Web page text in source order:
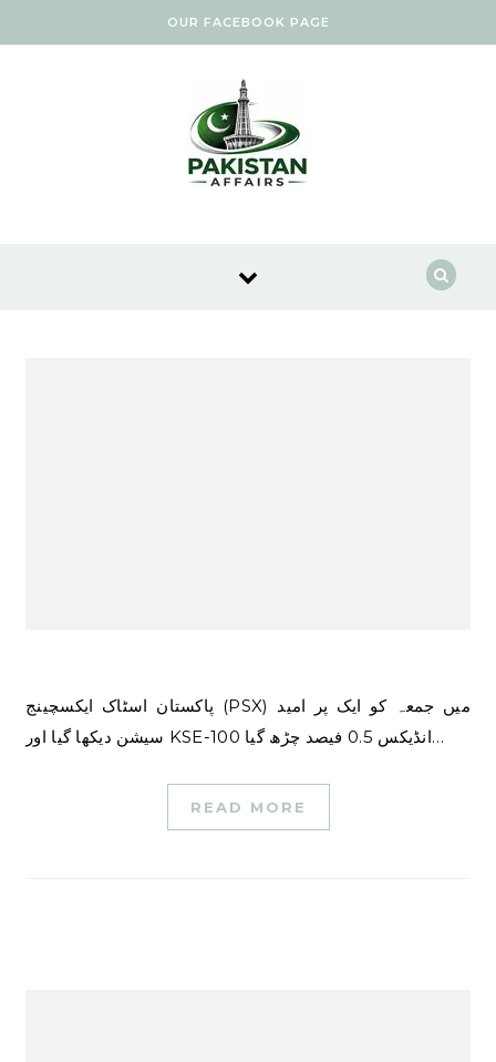
OUR FACEBOOK PAGE
پاکستان اسٹاک ایکسچینج (PSX) میں جمعہ کو ایک پر امید
سیشن دیکھا گیا اور KSE-100 انڈیکس 0.5 فیصد چڑھ گیا…
READ MORE